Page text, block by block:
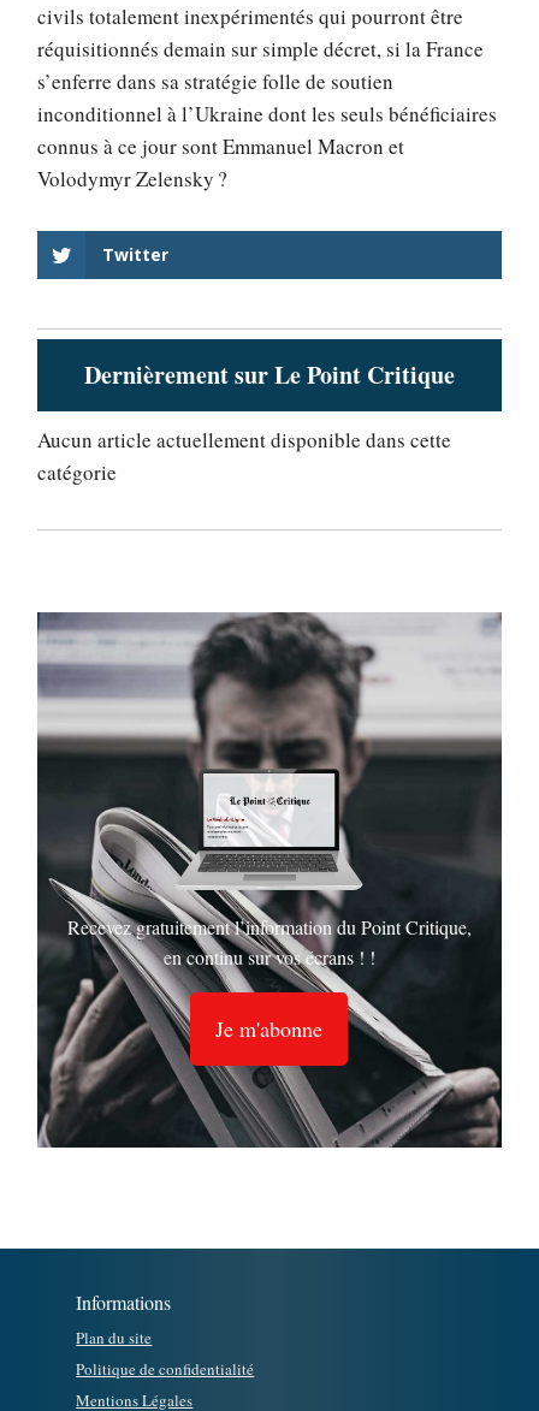
civils totalement inexpérimentés qui pourront être
réquisitionnés demain sur simple décret, si la France
s’enferre dans sa stratégie folle de soutien
inconditionnel à l’Ukraine dont les seuls bénéficiaires
connus à ce jour sont Emmanuel Macron et
Volodymyr Zelensky ?
Twitter
Dernièrement sur Le Point Critique
Aucun article actuellement disponible dans cette
catégorie
Recevez gratuitement l’information du Point Critique,
en continu sur vos écrans ! !
Je m'abonne
Informations
Plan du site
Politique de confidentialité
Mentions Légales